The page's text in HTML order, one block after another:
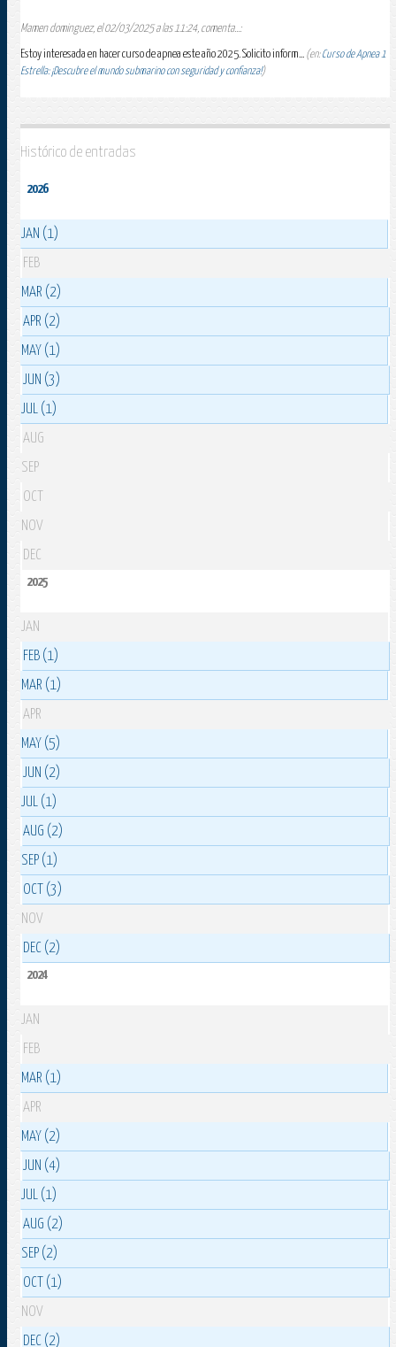
Mamen dominguez, el 02/03/2025 a las 11:24, comenta...:
Estoy interesada en hacer curso de apnea este año 2025. Solicito inform... (en:Curso de Apnea 1
Estrella: ¡Descubre el mundo submarino con seguridad y confianza!)
Histórico de entradas
2026
JAN (1)
FEB
MAR (2)
APR (2)
MAY (1)
JUN (3)
JUL (1)
AUG
SEP
OCT
NOV
DEC
2025
JAN
FEB (1)
MAR (1)
APR
MAY (5)
JUN (2)
JUL (1)
AUG (2)
SEP (1)
OCT (3)
NOV
DEC (2)
2024
JAN
FEB
MAR (1)
APR
MAY (2)
JUN (4)
JUL (1)
AUG (2)
SEP (2)
OCT (1)
NOV
DEC (2)